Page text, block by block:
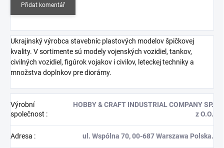
Přidat komentář
Ukrajinský výrobca stavebníc plastových modelov špičkovej
kvality. V sortimente sú modely vojenských vozidiel, tankov,
civilných vozidiel, figúrok vojakov i civilov, leteckej techniky a
množstva doplnkov pre diorámy.
Výrobní
společnost :
HOBBY & CRAFT INDUSTRIAL COMPANY SP.
z O.O.
Adresa : ul. Wspólna 70, 00-687 Warszawa Polska.